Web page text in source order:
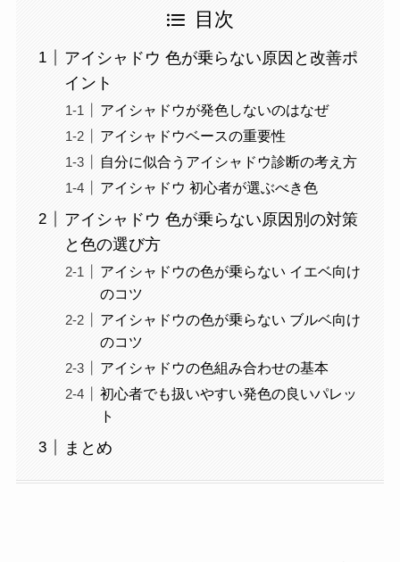
目次
アイシャドウ 色が乗らない原因と改善ポ
イント
アイシャドウが発色しないのはなぜ
アイシャドウベースの重要性
自分に似合うアイシャドウ診断の考え方
アイシャドウ 初心者が選ぶべき色
アイシャドウ 色が乗らない原因別の対策
と色の選び方
アイシャドウの色が乗らない イエベ向け
のコツ
アイシャドウの色が乗らない ブルベ向け
のコツ
アイシャドウの色組み合わせの基本
初心者でも扱いやすい発色の良いパレッ
ト
まとめ